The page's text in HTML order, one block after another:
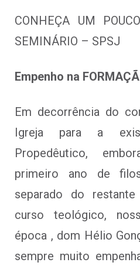
CONHEÇA UM
SEMINÁRIO – SPSJ
Empenho na
Em decorrência do
Igreja para a
Propedêutico,
primeiro ano de
separado do
curso teológico,
época , dom Hélio
sempre muito